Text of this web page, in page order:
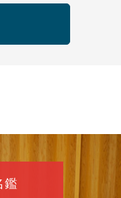
場）全席指定
寄席～親子の噺
／桂慶枝「せんた
鑑